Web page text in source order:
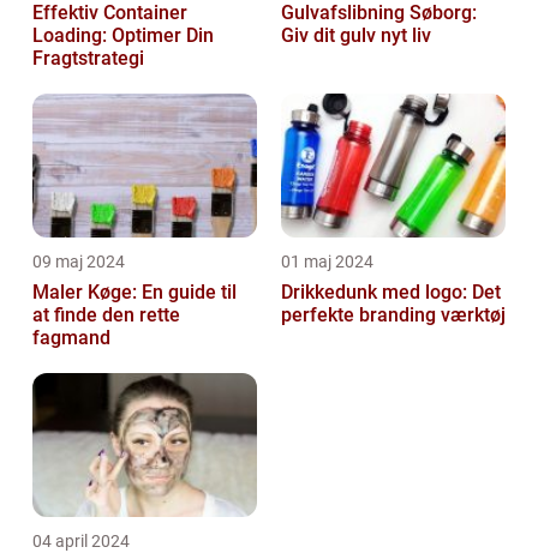
Effektiv Container
Loading: Optimer Din
Fragtstrategi
Gulvafslibning Søborg:
Giv dit gulv nyt liv
09 maj 2024
Maler Køge: En guide til
at finde den rette
fagmand
01 maj 2024
Drikkedunk med logo: Det
perfekte branding værktøj
04 april 2024